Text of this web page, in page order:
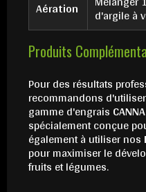
Aération
d'argile à
Produits
Pour des résultats
recommandons
gamme d'engrais
spécialement conçue
également à utiliser nos
pour maximiser le
fruits et légumes.